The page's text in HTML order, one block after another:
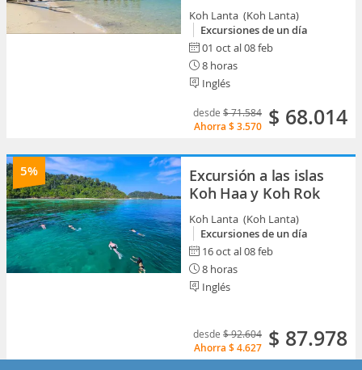
Koh Lanta (Koh Lanta)
Excursiones de un día
01 oct al 08 feb
8 horas
Inglés
desde $ 71.584
Ahorra $ 3.570 $ 68.014
5%
Excursión a las islas
Koh Haa y Koh Rok
Koh Lanta (Koh Lanta)
Excursiones de un día
16 oct al 08 feb
8 horas
Inglés
desde $ 92.604
Ahorra $ 4.627 $ 87.978